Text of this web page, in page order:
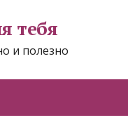
тебя
и полезно